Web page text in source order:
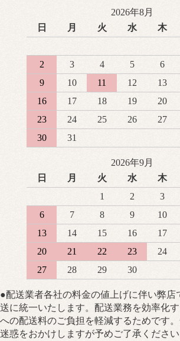
2026年8月
日
月 火 水 木
2
3 4 5 6
9
10 11 12 13
16
17 18 19 20
23
24 25 26 27
30
31
2026年9月
日
月 火 水 木
1
2 3
6
7 8 9 10
13
14 15 16 17
20
21 22 23 24
27
28 29 30
●配送業者各社の料金の値上げに伴い弊店
送に統一いたします。配送業務を効率化
への配送料のご負担を軽減するためです
迷惑をおかけしますが予めご了承ください